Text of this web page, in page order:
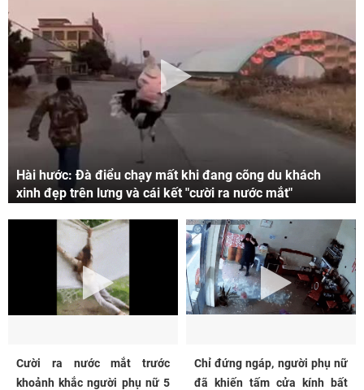
Hài hước: Đà điểu chạy mất khi đang cõng du khách
xinh đẹp trên lưng và cái kết "cười ra nước mắt"
Cười ra nước mắt trước
khoảnh khắc người phụ nữ 5
Chỉ đứng ngáp, người phụ nữ
đã khiến tấm cửa kính bất